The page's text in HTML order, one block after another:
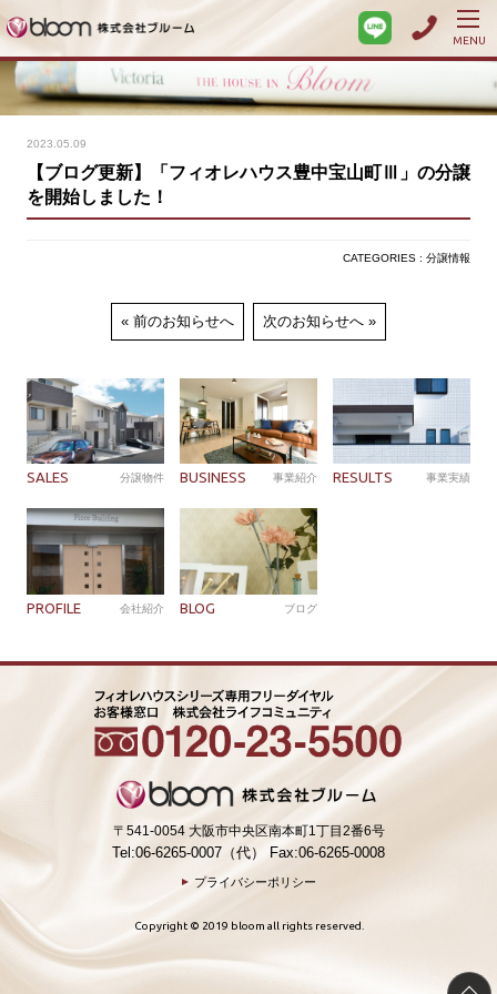
MENU
2023.05.09
【ブログ更新】「フィオレハウス豊中宝山町Ⅲ」の分譲
を開始しました！
CATEGORIES : 分譲情報
前のお知らせへ 次のお知らせへ
SALES 分譲物件 BUSINESS 事業紹介 RESULTS 事業実績
PROFILE 会社紹介 BLOG ブログ
〒541-0054 大阪市中央区南本町1丁目2番6号
Tel:06-6265-0007（代） Fax:06-6265-0008
プライバシーポリシー
Copyright © 2019 bloom all rights reserved.